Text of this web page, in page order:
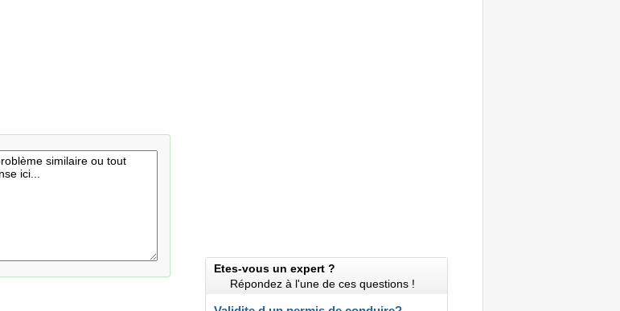
Etes-vous un expert ?
Répondez à l'une de ces questions !